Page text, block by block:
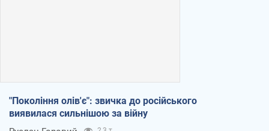
"Покоління олів'є": звичка до російського
виявилася сильнішою за війну